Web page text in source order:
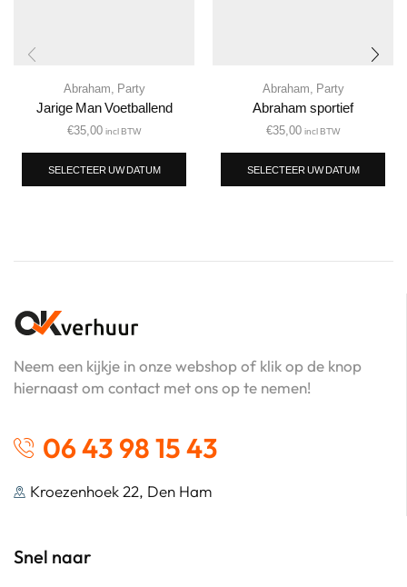
Abraham, Party
Jarige Man Voetballend
€35,00 incl BTW
SELECTEER UW DATUM
Abraham, Party
Abraham sportief
€35,00 incl BTW
SELECTEER UW DATUM
Neem een kijkje in onze webshop of klik op de knop
hiernaast om contact met ons op te nemen!
06 43 98 15 43
Kroezenhoek 22, Den Ham
Snel naar